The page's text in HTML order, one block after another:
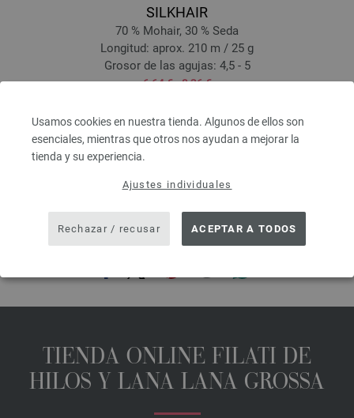
Usamos cookies en nuestra tienda. Algunos de ellos son
esenciales, mientras que otros nos ayudan a mejorar la
tienda y su experiencia.
Ajustes individuales
Rechazar / recusar ACEPTAR A TODOS
SILKHAIR
70 % Mohair, 30 % Seda
Longitud: aprox. 210 m / 25 g
Grosor de las agujas: 4,5 - 5
6,64 € - 8,36 €
prev next
TIENDA ONLINE FILATI DE
HILOS Y LANA LANA GROSSA